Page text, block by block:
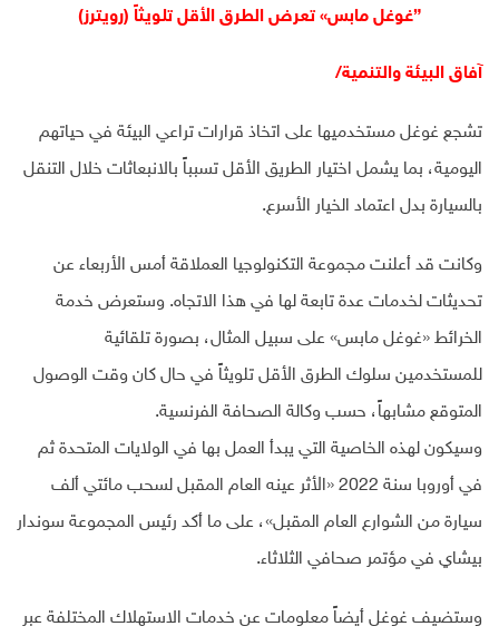
{غوغل مابس» تعرض الطرق الأقل تلويثاً (رويترز)
آفاق البيئة والتنمية/
تشجع غوغل مستخدميها على اتخاذ قرارات تراعي البيئة في حياتهم
اليومية، بما يشمل اختيار الطريق الأقل تسبباً بالانبعاثات خلال التنقل
بالسيارة بدل اعتماد الخيار الأسرع.
وكانت قد أعلنت مجموعة التكنولوجيا العملاقة أمس الأربعاء عن
تحديثات لخدمات عدة تابعة لها في هذا الاتجاه. وستعرض خدمة
الخرائط «غوغل مابس» على سبيل المثال، بصورة تلقائية
للمستخدمين سلوك الطرق الأقل تلويثاً في حال كان وقت الوصول
المتوقع مشابهاً، حسب وكالة الصحافة الفرنسية.
وسيكون لهذه الخاصية التي يبدأ العمل بها في الولايات المتحدة ثم
في أوروبا سنة 2022 «الأثر عينه العام المقبل لسحب مائتي ألف
سيارة من الشوارع العام المقبل»، على ما أكد رئيس المجموعة سوندار
بيشاي في مؤتمر صحافي الثلاثاء.
وستضيف غوغل أيضاً معلومات عن خدمات الاستهلاك المختلفة عبر